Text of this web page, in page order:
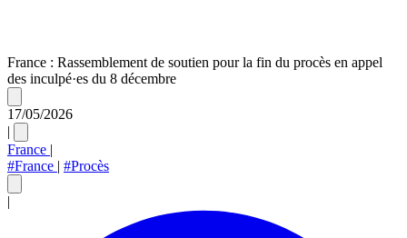
France : Rassemblement de soutien pour la fin du procès en appel
des inculpé·es du 8 décembre
17/05/2026
|
France |
#France | #Procès
|